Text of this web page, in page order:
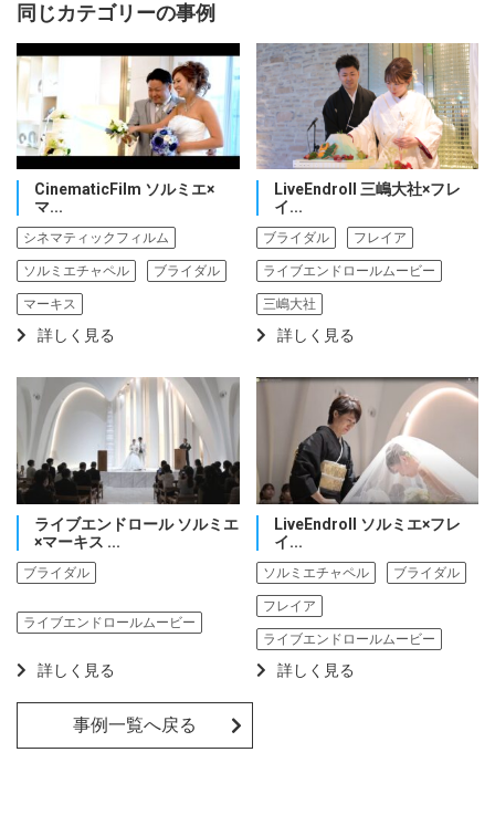
同じカテゴリーの事例
CinematicFilm ソルミエ×
マ...
シネマティックフィルム
ソルミエチャペル ブライダル
マーキス
詳しく見る
LiveEndroll 三嶋大社×フレ
イ...
ブライダル フレイア
ライブエンドロールムービー
三嶋大社
詳しく見る
ライブエンドロール ソルミエ
×マーキス ...
ブライダル
ライブエンドロールムービー
詳しく見る
LiveEndroll ソルミエ×フレ
イ...
ソルミエチャペル ブライダル
フレイア
ライブエンドロールムービー
詳しく見る
事例一覧へ戻る